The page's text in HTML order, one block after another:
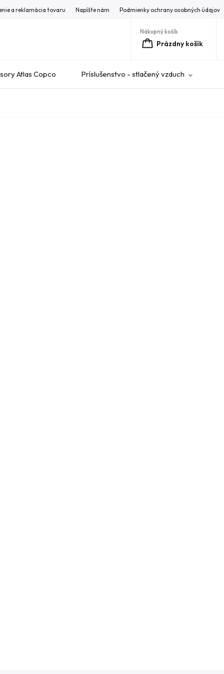
a reklamácia tovaru Napíšte nám Podmienky ochrany osobných údajov
Nákupný košík
Prázdny košík
Atlas Copco Príslušenstvo - stlačený vzduch